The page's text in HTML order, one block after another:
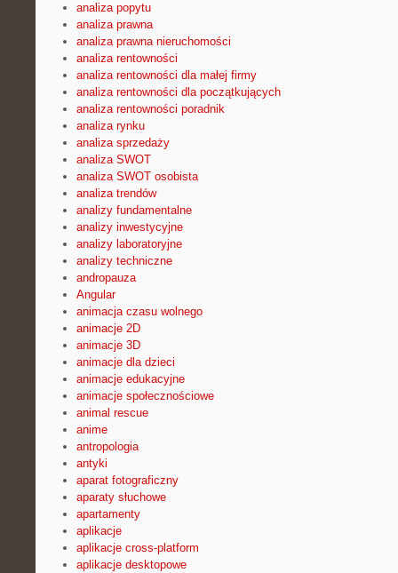
analiza popytu
analiza prawna
analiza prawna nieruchomości
analiza rentowności
analiza rentowności dla małej firmy
analiza rentowności dla początkujących
analiza rentowności poradnik
analiza rynku
analiza sprzedaży
analiza SWOT
analiza SWOT osobista
analiza trendów
analizy fundamentalne
analizy inwestycyjne
analizy laboratoryjne
analizy techniczne
andropauza
Angular
animacja czasu wolnego
animacje 2D
animacje 3D
animacje dla dzieci
animacje edukacyjne
animacje społecznościowe
animal rescue
anime
antropologia
antyki
aparat fotograficzny
aparaty słuchowe
apartamenty
aplikacje
aplikacje cross-platform
aplikacje desktopowe